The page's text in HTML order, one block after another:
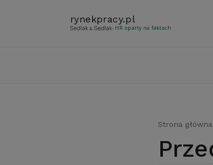
rynekpracy.pl
- HR oparty na faktach
Strona główna